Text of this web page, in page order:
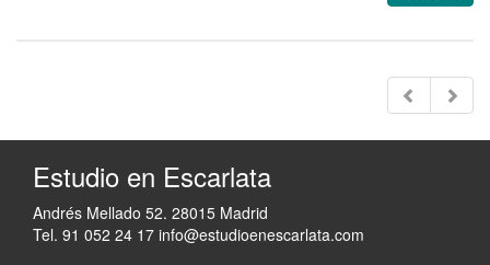
Estudio en Escarlata
Andrés Mellado 52. 28015 Madrid
Tel. 91 052 24 17 info@estudioenescarlata.com